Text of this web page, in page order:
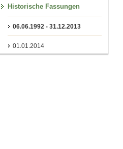
Historische Fassungen
06.06.1992 - 31.12.2013
01.01.2014